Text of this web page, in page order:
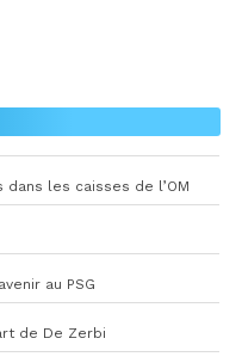
les caisses de l’OM
au PSG
de De Zerbi